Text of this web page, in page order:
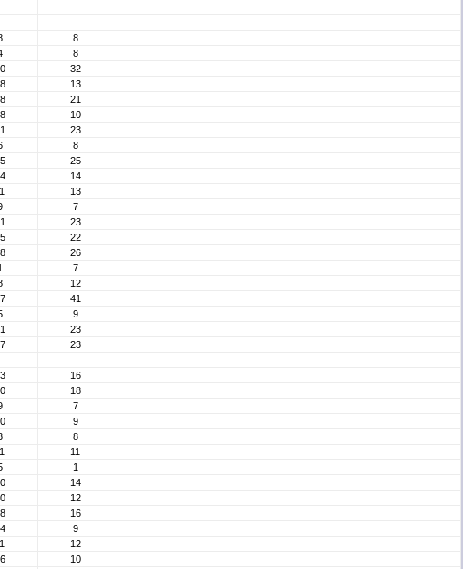
8
8
32
13
21
10
23
8
25
14
13
7
23
22
26
7
12
41
9
23
23
16
18
7
9
8
11
1
14
12
16
9
12
10